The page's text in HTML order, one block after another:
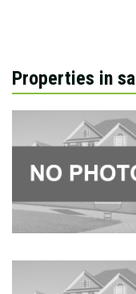
Properties in